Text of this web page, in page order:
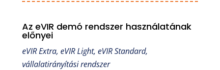
Az eVIR demó rendszer használatának
előnyei
eVIR Extra, eVIR Light, eVIR Standard,
vállalatirányítási rendszer